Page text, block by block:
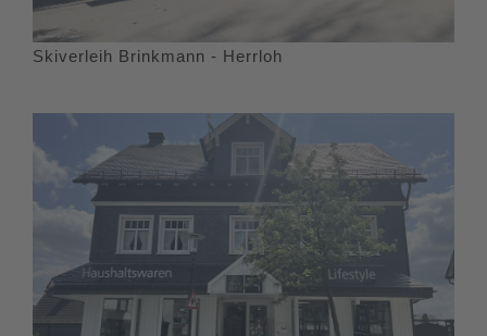
Skiverleih Brinkmann - Herrloh